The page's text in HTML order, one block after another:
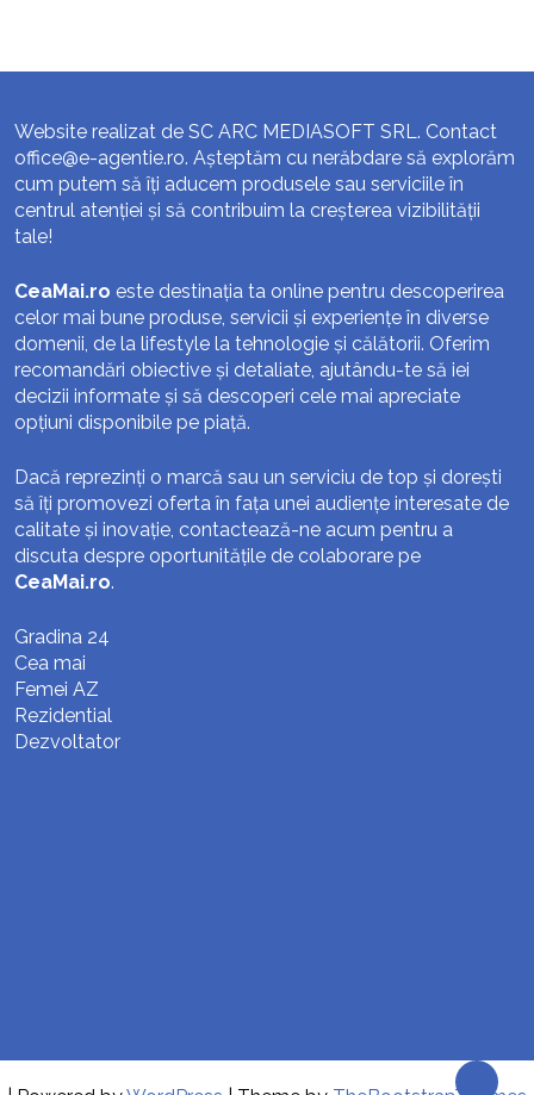
Website realizat de SC ARC MEDIASOFT SRL. Contact
office@e-agentie.ro. Așteptăm cu nerăbdare să explorăm
cum putem să îți aducem produsele sau serviciile în
centrul atenției și să contribuim la creșterea vizibilității
tale!
CeaMai.ro este destinația ta online pentru descoperirea
celor mai bune produse, servicii și experiențe în diverse
domenii, de la lifestyle la tehnologie și călătorii. Oferim
recomandări obiective și detaliate, ajutându-te să iei
decizii informate și să descoperi cele mai apreciate
opțiuni disponibile pe piață.
Dacă reprezinți o marcă sau un serviciu de top și dorești
să îți promovezi oferta în fața unei audiențe interesate de
calitate și inovație, contactează-ne acum pentru a
discuta despre oportunitățile de colaborare pe
CeaMai.ro.
Gradina 24
Cea mai
Femei AZ
Rezidential
Dezvoltator